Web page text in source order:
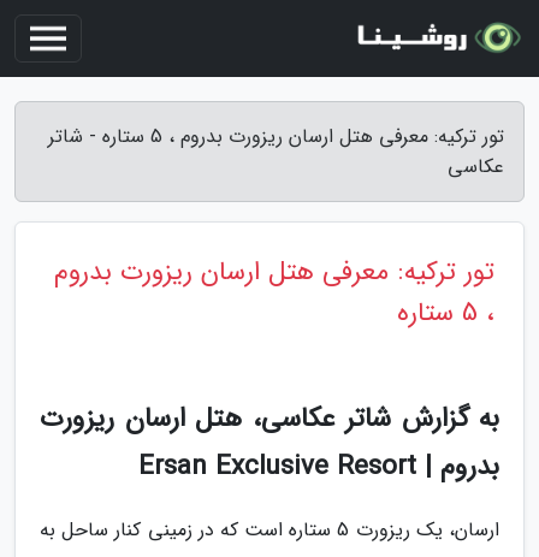
تور ترکیه: معرفی هتل ارسان ریزورت بدروم ، 5 ستاره - شاتر
عکاسی
تور ترکیه: معرفی هتل ارسان ریزورت بدروم
، 5 ستاره
به گزارش شاتر عکاسی، هتل ارسان ریزورت
بدروم | Ersan Exclusive Resort
ارسان، یک ریزورت 5 ستاره است که در زمینی کنار ساحل به